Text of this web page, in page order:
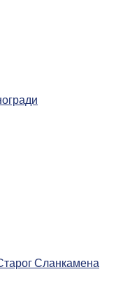
Сланкамена